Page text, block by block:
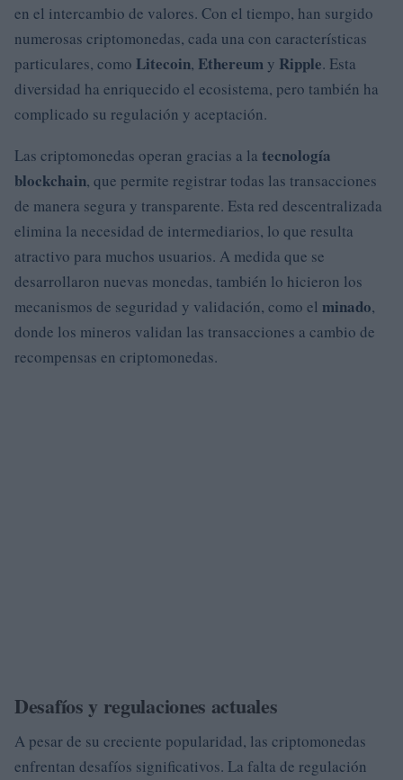
en el intercambio de valores. Con el tiempo, han surgido
numerosas criptomonedas, cada una con características
particulares, como Litecoin, Ethereum y Ripple. Esta
diversidad ha enriquecido el ecosistema, pero también ha
complicado su regulación y aceptación.
Las criptomonedas operan gracias a la tecnología
blockchain, que permite registrar todas las transacciones
de manera segura y transparente. Esta red descentralizada
elimina la necesidad de intermediarios, lo que resulta
atractivo para muchos usuarios. A medida que se
desarrollaron nuevas monedas, también lo hicieron los
mecanismos de seguridad y validación, como el minado,
donde los mineros validan las transacciones a cambio de
recompensas en criptomonedas.
Desafíos y regulaciones actuales
A pesar de su creciente popularidad, las criptomonedas
enfrentan desafíos significativos. La falta de regulación